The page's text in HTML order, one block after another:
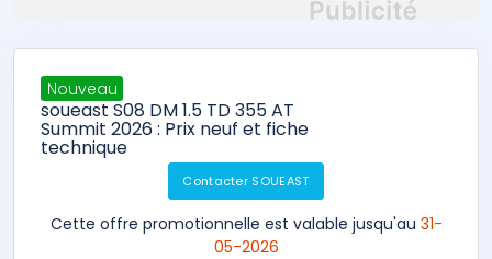
Nouveau
soueast S08 DM 1.5 TD 355 AT
Summit 2026 : Prix neuf et fiche
technique
Contacter SOUEAST
Cette offre promotionnelle est valable jusqu'au 31-
05-2026